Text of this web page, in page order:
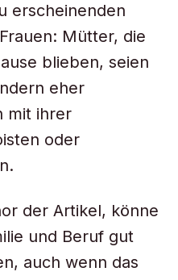
erscheinenden
Mütter, die
blieben, seien
eher
mit ihrer
oder
der Artikel, könne
und Beruf gut
auch wenn das